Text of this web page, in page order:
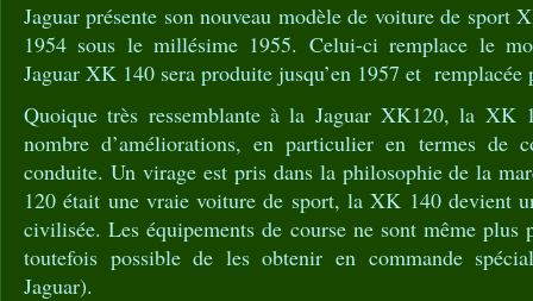
Jaguar présente son nouveau modèle de voiture de sport
1954 sous le millésime 1955. Celui-ci remplace le
Jaguar XK 140 sera produite jusqu’en 1957 et
Quoique très ressemblante à la Jaguar XK120, la XK
nombre d’améliorations, en particulier en termes de
conduite. Un virage est pris dans la philosophie de la
120 était une vraie voiture de sport, la XK 140 devient
civilisée. Les équipements de course ne sont même plus
toutefois possible de les obtenir en commande
Jaguar).